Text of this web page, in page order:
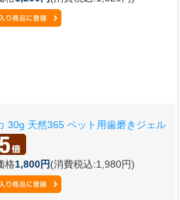
30g 天然365 ペット用歯磨きジェル
格1,800円(消費税込:1,980円)